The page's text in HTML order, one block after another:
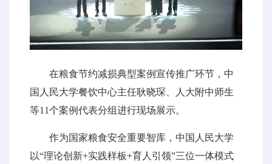
在粮食节约减损典型案例宣传推广环节，中
国人民大学餐饮中心主任耿晓琛、人大附中师生
等11个案例代表分组进行现场展示。
作为国家粮食安全重要智库，中国人民大学
以“理论创新+实践样板+育人引领”三位一体模式